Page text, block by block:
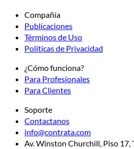
Compañía
Publicaciones
Términos de Uso
Políticas de Privacidad
¿Cómo funciona?
Para Profesionales
Para Clientes
Soporte
Contactanos
info@contrata.com
Av. Winston Churchill, Piso 17,